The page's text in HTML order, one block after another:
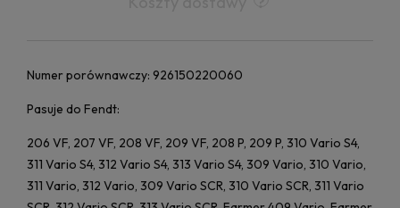
Numer porównawczy: 926150220060
Pasuje do Fendt:
206 VF, 207 VF, 208 VF, 209 VF, 208 P, 209 P, 310 Vario S4,
311 Vario S4, 312 Vario S4, 313 Vario S4, 309 Vario, 310 Vario,
311 Vario, 312 Vario, 309 Vario SCR, 310 Vario SCR, 311 Vario